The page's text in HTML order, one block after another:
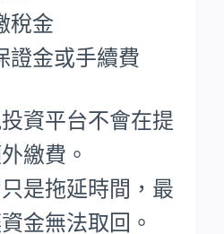
稅金
證金或手續費
資平台不會在提
繳費。
是拖延時間，最
金無法取回。